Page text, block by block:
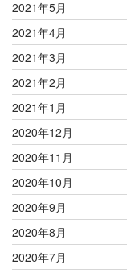
2021年5月
2021年4月
2021年3月
2021年2月
2021年1月
2020年12月
2020年11月
2020年10月
2020年9月
2020年8月
2020年7月